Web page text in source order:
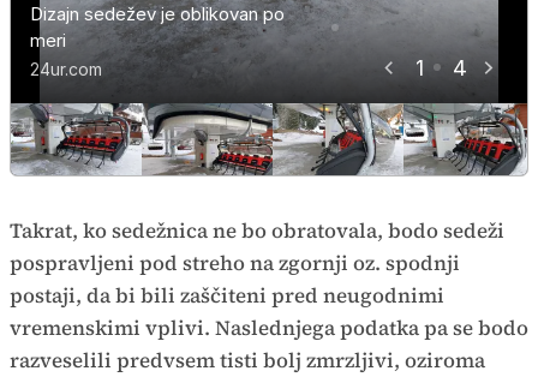
1 4
Dizajn sedežev je oblikovan po
meri
24ur.com
Nova šestsedežnica Zvoh na
Krvavcu
24ur.com
Nova šestsedežnica Zvoh na
Krvavcu
24ur.com
Nova šestsedežnica Zvoh na
Krvavcu
24ur.com
Takrat, ko sedežnica ne bo obratovala, bodo sedeži
pospravljeni pod streho na zgornji oz. spodnji
postaji, da bi bili zaščiteni pred neugodnimi
vremenskimi vplivi. Naslednjega podatka pa se bodo
razveselili predvsem tisti bolj zmrzljivi, oziroma